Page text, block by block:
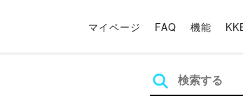
マイページ FAQ 機能